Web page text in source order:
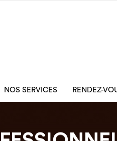
NOS SERVICES RENDEZ-